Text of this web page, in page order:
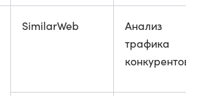
SimilarWeb
Анализ
трафика
конкурентов